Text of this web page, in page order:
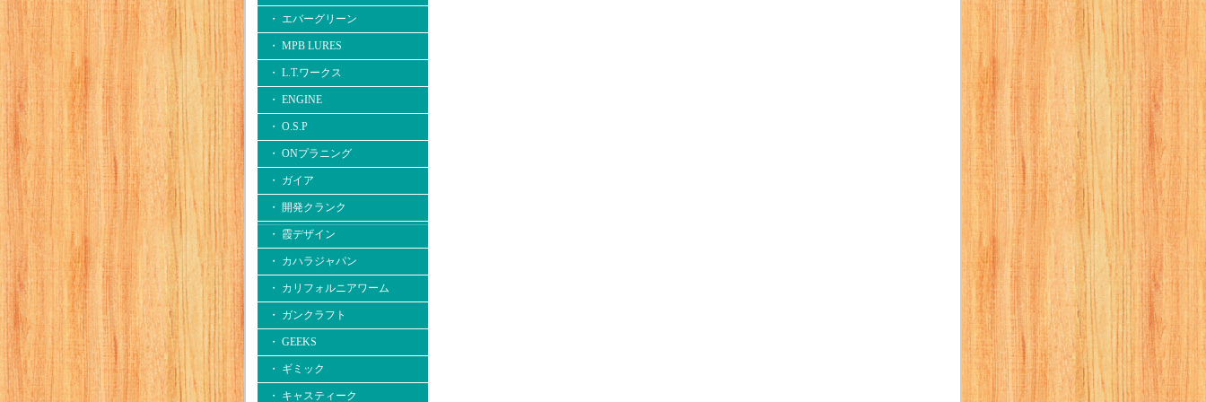
・ エバーグリーン
・ MPB LURES
・ L.T.ワークス
・ ENGINE
・ O.S.P
・ ONプラニング
・ ガイア
・ 開発クランク
・ 霞デザイン
・ カハラジャパン
・ カリフォルニアワーム
・ ガンクラフト
・ GEEKS
・ ギミック
・ キャスティーク